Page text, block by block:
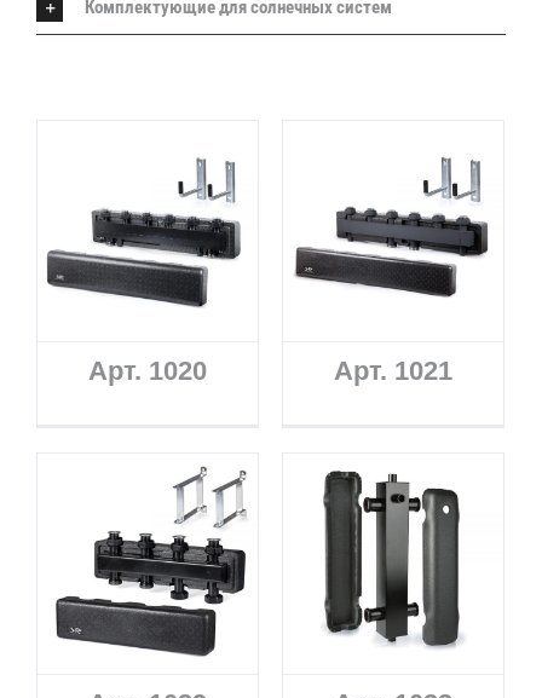
Арт. 1020 Арт. 1021
Комплектующие для солнечных систем